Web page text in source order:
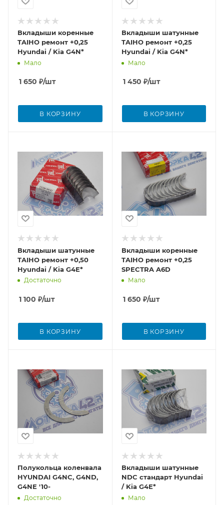
Вкладыши коренные
TAIHO ремонт +0,25
Hyundai / Kia G4N*
Мало
1 650 ₽/шт
В КОРЗИНУ
Вкладыши шатунные
TAIHO ремонт +0,25
Hyundai / Kia G4N*
Мало
1 450 ₽/шт
В КОРЗИНУ
Вкладыши шатунные
TAIHO ремонт +0,50
Hyundai / Kia G4E*
Достаточно
1 100 ₽/шт
В КОРЗИНУ
Вкладыши коренные
TAIHO ремонт +0,25
SPECTRA A6D
Мало
1 650 ₽/шт
В КОРЗИНУ
Полукольца коленвала
HYUNDAI G4NC, G4ND,
G4NE '10-
Достаточно
Вкладыши шатунные
NDC стандарт Hyundai
/ Kia G4E*
Мало